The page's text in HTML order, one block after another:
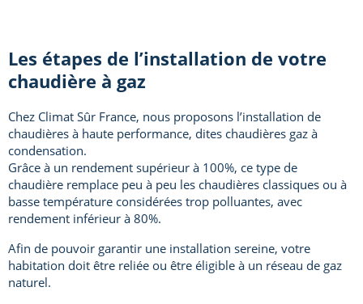
Les étapes de l’installation de votre
chaudière à gaz
Chez Climat Sûr France, nous proposons l’installation de
chaudières à haute performance, dites chaudières gaz à
condensation.
Grâce à un rendement supérieur à 100%, ce type de
chaudière remplace peu à peu les chaudières classiques ou à
basse température considérées trop polluantes, avec
rendement inférieur à 80%.
Afin de pouvoir garantir une installation sereine, votre
habitation doit être reliée ou être éligible à un réseau de gaz
naturel.